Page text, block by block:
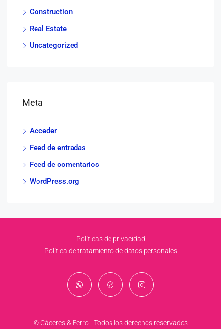
Construction
Real Estate
Uncategorized
Meta
Acceder
Feed de entradas
Feed de comentarios
WordPress.org
Políticas de privacidad
Política de tratamiento de datos personales
© Cáceres & Ferro - Todos los derechos reservados